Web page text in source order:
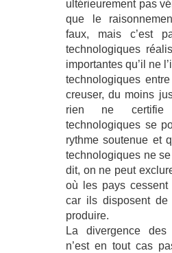
ultérieurement pas
que le
faux, mais c’est
technologiques
importantes qu’il ne
technologiques
creuser, du moins
rien ne certifie
technologiques se
rythme soutenue et
technologiques ne
dit, on ne peut
où les pays cessent
car ils disposent
produire.
La divergence des
n’est en tout cas